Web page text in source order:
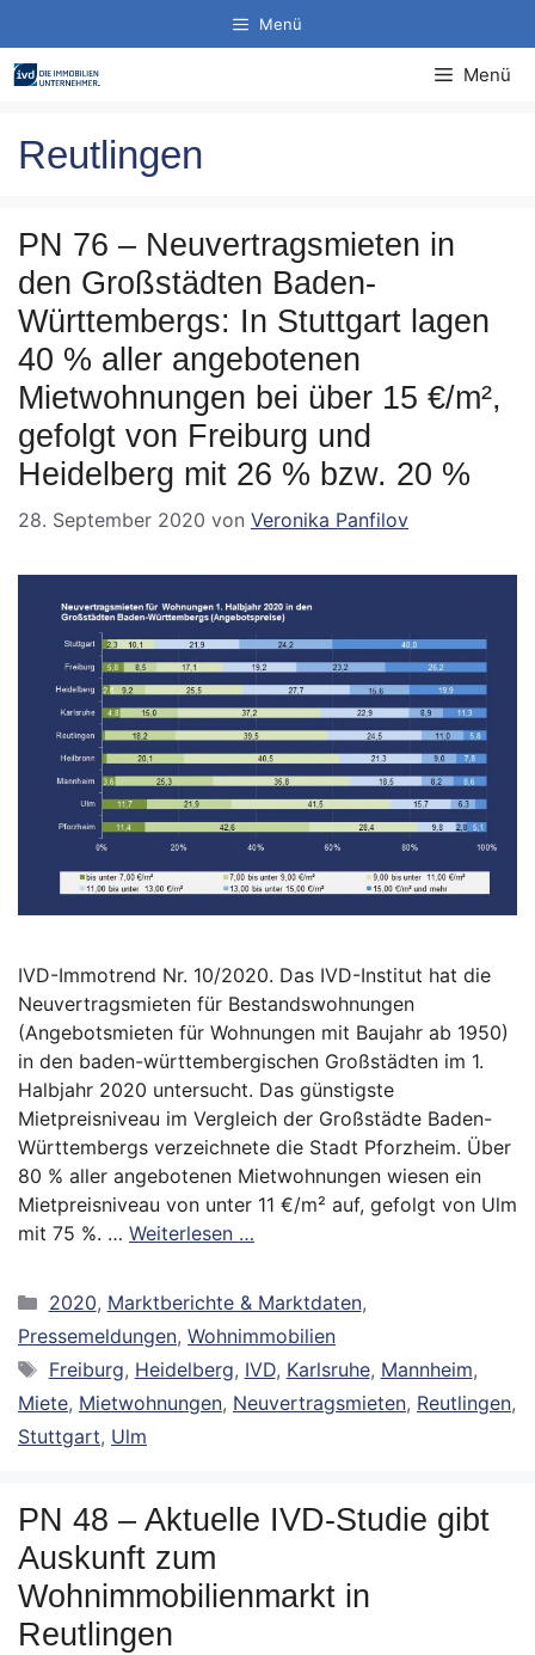
Inhalt
springen
Menü
Menü
Reutlingen
PN 76 – Neuvertragsmieten in
den Großstädten Baden-
Württembergs: In Stuttgart lagen
40 % aller angebotenen
Mietwohnungen bei über 15 €/m²,
gefolgt von Freiburg und
Heidelberg mit 26 % bzw. 20 %
28. September 2020 von Veronika Panfilov
IVD-Immotrend Nr. 10/2020. Das IVD-Institut hat die
Neuvertragsmieten für Bestandswohnungen
(Angebotsmieten für Wohnungen mit Baujahr ab 1950)
in den baden-württembergischen Großstädten im 1.
Halbjahr 2020 untersucht. Das günstigste
Mietpreisniveau im Vergleich der Großstädte Baden-
Württembergs verzeichnete die Stadt Pforzheim. Über
80 % aller angebotenen Mietwohnungen wiesen ein
Mietpreisniveau von unter 11 €/m² auf, gefolgt von Ulm
mit 75 %. … Weiterlesen …
Kategorien
2020, Marktberichte & Marktdaten,
Pressemeldungen, Wohnimmobilien
Schlagwörter
Freiburg, Heidelberg, IVD, Karlsruhe, Mannheim,
Miete, Mietwohnungen, Neuvertragsmieten, Reutlingen,
Stuttgart, Ulm
PN 48 – Aktuelle IVD-Studie gibt
Auskunft zum
Wohnimmobilienmarkt in
Reutlingen